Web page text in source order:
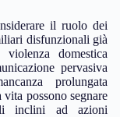
il ruolo dei
disfunzionali già
domestica
pervasiva
prolungata
possono segnare
inclini ad azioni